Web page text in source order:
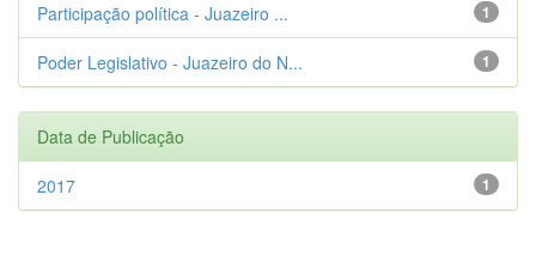
1
Participação política - Juazeiro ...
1
Poder Legislativo - Juazeiro do N...
Data de Publicação
1
2017